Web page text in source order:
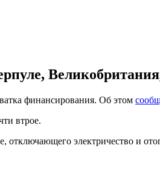
финансирования. Об этом
втрое.
отключающего электричество и